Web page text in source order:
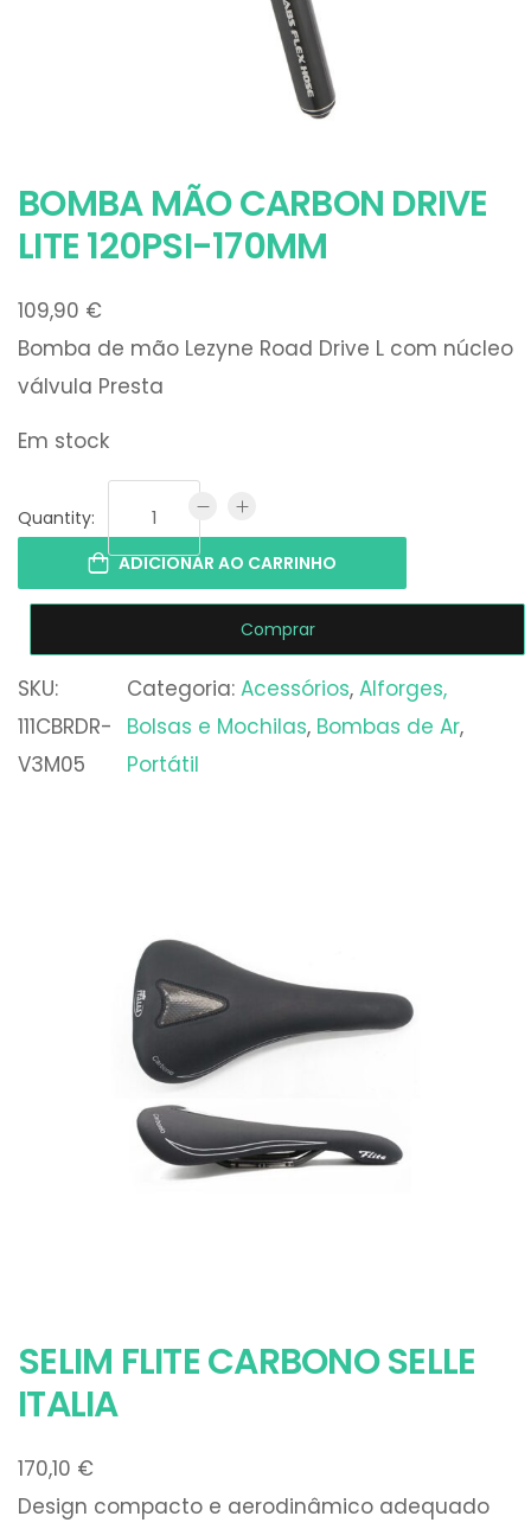
BOMBA MÃO CARBON DRIVE
LITE 120PSI-170MM
109,90 €
Bomba de mão Lezyne Road Drive L com núcleo
válvula Presta
Em stock
Quantity:
ADICIONAR AO CARRINHO
Comprar
SKU:
111CBRDR-
V3M05
Categoria: Acessórios, Alforges,
Bolsas e Mochilas, Bombas de Ar,
Portátil
SELIM FLITE CARBONO SELLE
ITALIA
170,10 €
Design compacto e aerodinâmico adequado